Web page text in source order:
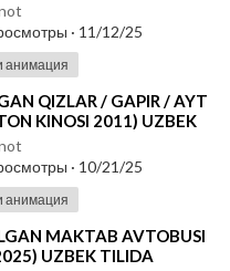
· 11/12/25
анимация
QIZLAR / GAPIR / AYT
KINOSI 2011) UZBEK
· 10/21/25
анимация
MAKTAB AVTOBUSI
UZBEK TILIDA